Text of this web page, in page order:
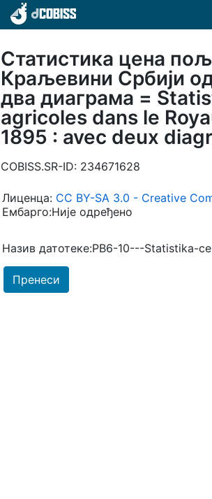
Статистика цена
Краљевини Србији
два диаграма =
agricoles dans le
1895 : avec deux
COBISS.SR-ID: 234671628
Лиценца: CC BY-SA 3.0 - Creative
Ембарго:Није одређено
Назив датотеке:PB6-10---Statistika-
Пренеси